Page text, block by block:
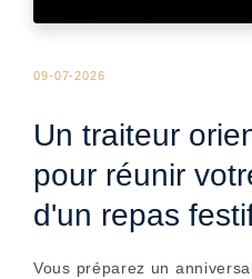
09-07-2026
Un traiteur
pour réunir
d'un repas
Vous préparez un